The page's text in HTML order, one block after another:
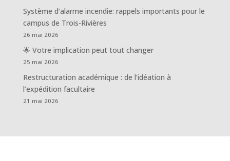
Système d’alarme incendie: rappels importants pour le
campus de Trois-Rivières
26 mai 2026
🌟 Votre implication peut tout changer
25 mai 2026
Restructuration académique : de l’idéation à
l’expédition facultaire
21 mai 2026